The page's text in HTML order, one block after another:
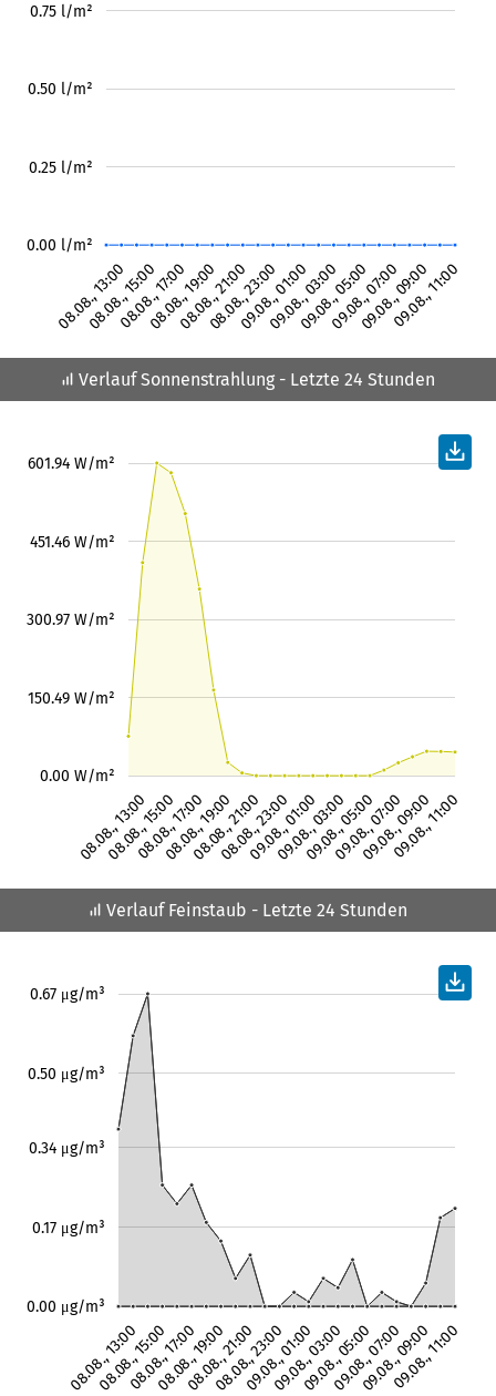
0.00 l/m²
0.25 l/m²
0.50 l/m²
0.75 l/m²
09.08., 11:00
09.08., 09:00
09.08., 07:00
09.08., 05:00
09.08., 03:00
09.08., 01:00
08.08., 23:00
08.08., 21:00
08.08., 19:00
08.08., 17:00
08.08., 15:00
08.08., 13:00
Verlauf Sonnenstrahlung - Letzte 24 Stunden
0.00 W/m²
150.49 W/m²
300.97 W/m²
451.46 W/m²
601.94 W/m²
09.08., 11:00
09.08., 09:00
09.08., 07:00
09.08., 05:00
09.08., 03:00
09.08., 01:00
08.08., 23:00
08.08., 21:00
08.08., 19:00
08.08., 17:00
08.08., 15:00
08.08., 13:00
Verlauf Feinstaub - Letzte 24 Stunden
0.00 μg/m³
0.17 μg/m³
0.34 μg/m³
0.50 μg/m³
0.67 μg/m³
09.08., 11:00
09.08., 09:00
09.08., 07:00
09.08., 05:00
09.08., 03:00
09.08., 01:00
08.08., 23:00
08.08., 21:00
08.08., 19:00
08.08., 17:00
08.08., 15:00
08.08., 13:00